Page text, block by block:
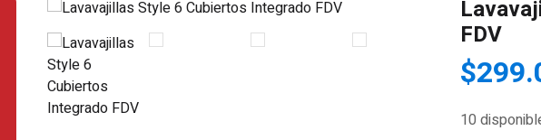
FDV
$
10